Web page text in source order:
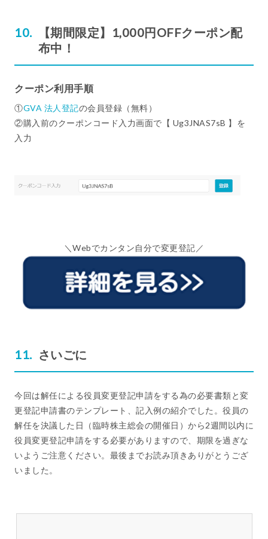
【期間限定】1,000円OFFクーポン配
布中！
クーポン利用手順
①GVA 法人登記の会員登録（無料）
②購入前のクーポンコード入力画面で【 Ug3JNAS7sB 】を
入力
＼Webでカンタン自分で変更登記／
さいごに
今回は解任による役員変更登記申請をする為の必要書類と変
更登記申請書のテンプレート、記入例の紹介でした。役員の
解任を決議した日（臨時株主総会の開催日）から2週間以内に
役員変更登記申請をする必要がありますので、期限を過ぎな
いようご注意ください。最後までお読み頂きありがとうござ
いました。